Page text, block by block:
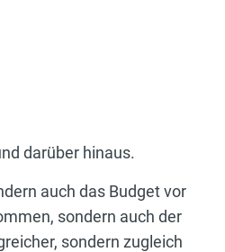
darüber hinaus.
auch das Budget vor
sondern auch der
sondern zugleich